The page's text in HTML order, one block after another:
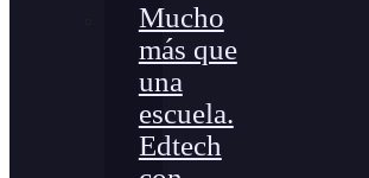
Mucho
más que
una
escuela.
Edtech